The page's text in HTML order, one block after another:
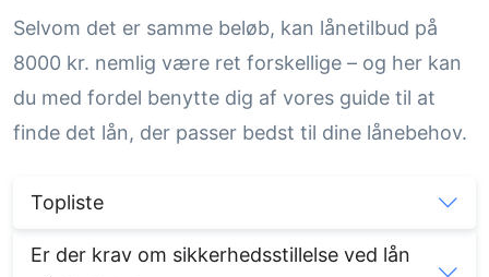
Selvom det er samme beløb, kan lånetilbud på
8000 kr. nemlig være ret forskellige – og her kan
du med fordel benytte dig af vores guide til at
finde det lån, der passer bedst til dine lånebehov.
Topliste
Er der krav om sikkerhedsstillelse ved lån